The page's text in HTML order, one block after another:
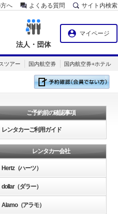
へ よくある質問 サイト内検索
法人・団体
マイページ
ツアー 国内航空券 国内航空券+ホテル
ご予約前の確認事項
レンタカーご利用ガイド
レンタカー会社
Hertz（ハーツ）
dollar（ダラー）
Alamo（アラモ）